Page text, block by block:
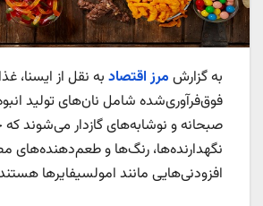
به گزارش مرز اقتصاد به نقل از ایسنا،
فوق‌فرآوری‌شده شامل نان‌های تولید
صبحانه و نوشابه‌های گازدار می‌شوند
نگهدارنده‌ها، رنگ‌ها و
افزودنی‌هایی مانند امولسیفایرها